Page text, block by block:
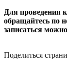
Для проведения
обращайтесь по
записаться
Поделиться